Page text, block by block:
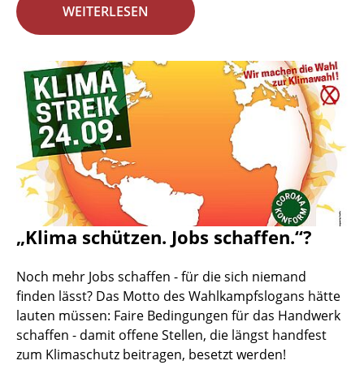
WEITERLESEN
„Klima schützen. Jobs schaffen.“?
Noch mehr Jobs schaffen - für die sich niemand
finden lässt? Das Motto des Wahlkampfslogans hätte
lauten müssen: Faire Bedingungen für das Handwerk
schaffen - damit offene Stellen, die längst handfest
zum Klimaschutz beitragen, besetzt werden!